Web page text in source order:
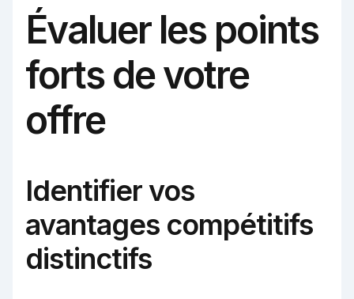
Évaluer les points
forts de votre
offre
Identifier vos
avantages compétitifs
distinctifs